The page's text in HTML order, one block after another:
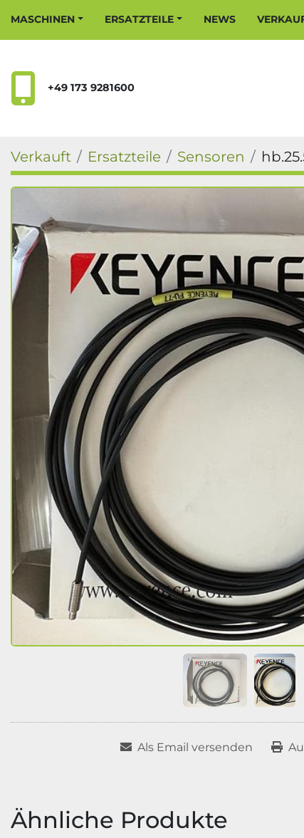
MASCHINEN ERSATZTEILE NEWS
+49 173 9281600
Verkauft Ersatzteile Sensoren
Als Email versenden
Ähnliche Produkte